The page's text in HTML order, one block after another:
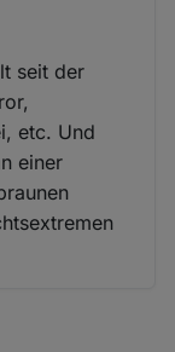
seit der
etc. Und
einer